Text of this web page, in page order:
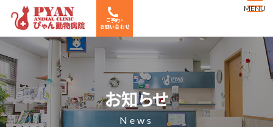
ご予約・
お問い合わせ
MENU
お知らせ
News